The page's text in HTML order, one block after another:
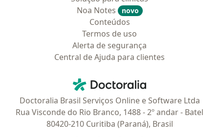
Noa Notes
novo
Conteúdos
Termos de uso
Alerta de segurança
Central de Ajuda para clientes
Doctoralia - Homepage
Doctoralia Brasil Serviços Online e Software Ltda
Rua Visconde do Rio Branco, 1488 - 2º andar - Batel
80420-210 Curitiba (Paraná), Brasil